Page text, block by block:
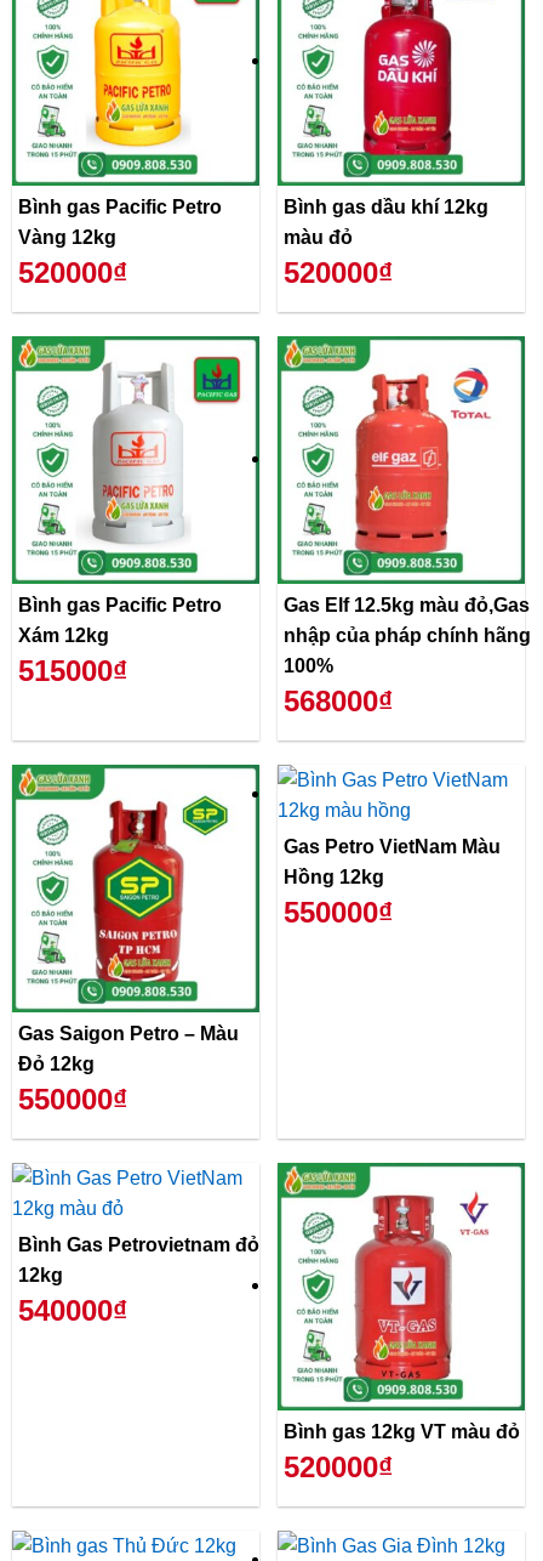
Bình gas Pacific Petro
Vàng 12kg
520000₫
Bình gas dầu khí 12kg
màu đỏ
520000₫
Bình gas Pacific Petro
Xám 12kg
515000₫
Gas Elf 12.5kg màu đỏ,Gas
nhập của pháp chính hãng
100%
568000₫
Gas Saigon Petro – Màu
Đỏ 12kg
550000₫
Gas Petro VietNam Màu
Hồng 12kg
550000₫
Bình Gas Petrovietnam đỏ
12kg
540000₫
Bình gas 12kg VT màu đỏ
520000₫